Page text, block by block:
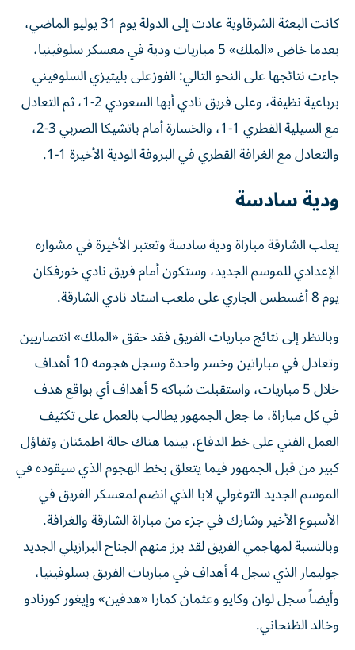
كانت البعثة الشرقاوية عادت إلى الدولة يوم 31 يوليو الماضي،
بعدما خاض «الملك» 5 مباريات ودية في معسكر سلوفينيا،
جاءت نتائجها على النحو التالي: الفوزعلى بليتيزي السلوفيني
برباعية نظيفة، وعلى فريق نادي أبها السعودي 2-1، ثم التعادل
مع السيلية القطري 1-1، والخسارة أمام باتشيكا الصربي 3-2،
والتعادل مع الغرافة القطري في البروفة الودية الأخيرة 1-1.
ودية سادسة
يعلب الشارقة مباراة ودية سادسة وتعتبر الأخيرة في مشواره
الإعدادي للموسم الجديد، وستكون أمام فريق نادي خورفكان
يوم 8 أغسطس الجاري على ملعب استاد نادي الشارقة.
وبالنظر إلى نتائج مباريات الفريق فقد حقق «الملك» انتصاريين
وتعادل في مباراتين وخسر واحدة وسجل هجومه 10 أهداف
خلال 5 مباريات، واستقبلت شباكه 5 أهداف أي بواقع هدف
في كل مباراة، ما جعل الجمهور يطالب بالعمل على تكثيف
العمل الفني على خط الدفاع، بينما هناك حالة اطمئنان وتفاؤل
كبير من قبل الجمهور فيما يتعلق بخط الهجوم الذي سيقوده في
الموسم الجديد التوغولي لابا الذي انضم لمعسكر الفريق في
الأسبوع الأخير وشارك في جزء من مباراة الشارقة والغرافة.
وبالنسبة لمهاجمي الفريق لقد برز منهم الجناح البرازيلي الجديد
جوليمار الذي سجل 4 أهداف في مباريات الفريق بسلوفينيا،
وأيضاً سجل لوان وكايو وعثمان كمارا «هدفين» وإيغور كورنادو
وخالد الظنحاني.